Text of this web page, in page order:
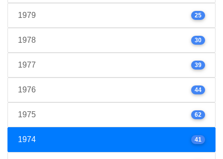
1979 25
1978 30
1977 39
1976 44
1975 62
1974 41